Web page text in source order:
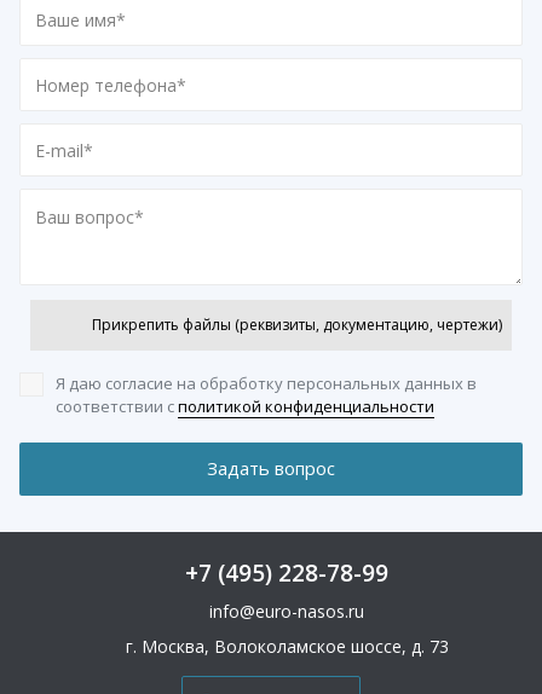
Прикрепить файлы (реквизиты, документацию, чертежи)
Я даю согласие на обработку персональных данных в
соответствии сполитикой конфиденциальности
+7 (495) 228-78-99
info@euro-nasos.ru
г. Москва, Волоколамское шоссе, д. 73